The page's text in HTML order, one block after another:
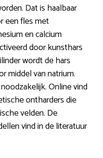
Dat is haalbaar
een fles met
en calcium
door kunsthars
wordt de hars
middel van natrium.
Online vind
ontharders die
velden. De
vind in de literatuur